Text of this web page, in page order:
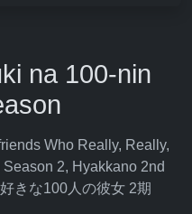
na 100-nin
Who Really, Really,
2, Hyakkano 2nd
きな100人の彼女 2期